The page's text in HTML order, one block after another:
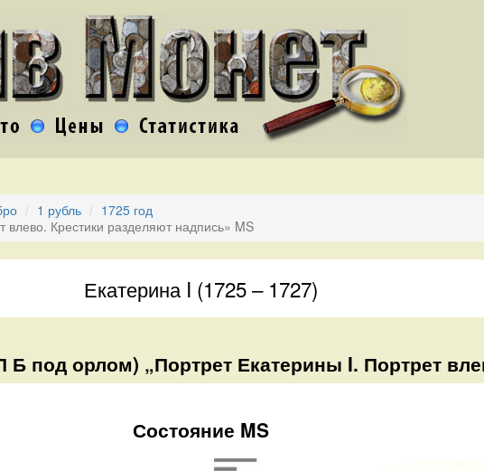
1 рубль
1725 год
Крестики разделяют надпись» MS
Екатерина I (1725 – 1727)
под орлом) „Портрет Екатерины I. Портрет
Состояние MS